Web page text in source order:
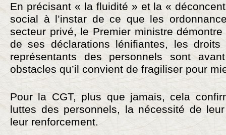
En précisant « la fluidité » et la «
social à l’instar de ce que les
secteur privé, le Premier ministre
de ses déclarations lénifiantes, les
représentants des personnels sont
obstacles qu’il convient de fragiliser pour
Pour la CGT, plus que jamais, cela
luttes des personnels, la nécessité de
leur renforcement.